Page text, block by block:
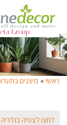
ראשי » מיצגים
לחצו לצפיה בגלריה